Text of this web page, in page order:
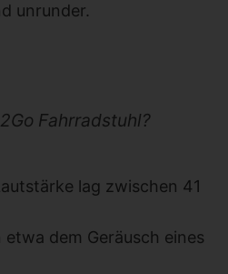
unrunder.
Fahrradstuhl?
lag zwischen 41
dem Geräusch eines